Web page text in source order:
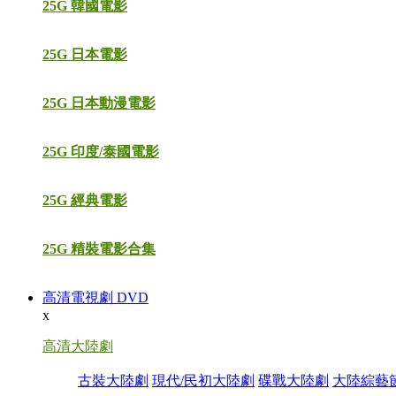
25G 韓國電影
25G 日本電影
25G 日本動漫電影
25G 印度/泰國電影
25G 經典電影
25G 精裝電影合集
高清電視劇 DVD
x
高清大陸劇
古裝大陸劇 現代/民初大陸劇 碟戰大陸劇 大陸綜藝